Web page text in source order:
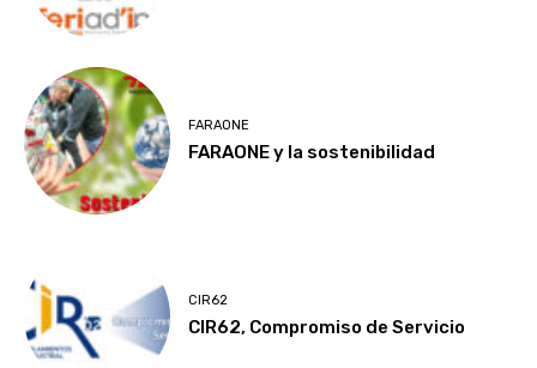
FARAONE
FARAONE y la sostenibilidad
CIR62
CIR62, Compromiso de Servicio